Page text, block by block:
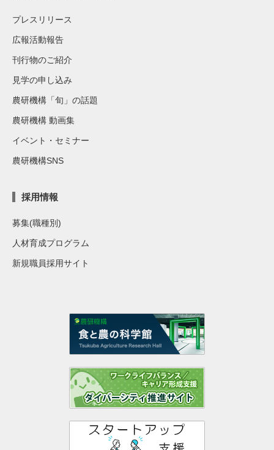
プレスリリース
広報活動報告
刊行物のご紹介
見学の申し込み
農研機構「旬」の話題
農研機構 動画集
イベント・セミナー
農研機構SNS
採用情報
募集(職種別)
人材育成プログラム
新規職員採用サイト